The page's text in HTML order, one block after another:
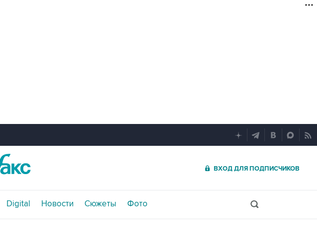
ВХОД ДЛЯ ПОДПИСЧИКОВ
Digital Новости Сюжеты Фото